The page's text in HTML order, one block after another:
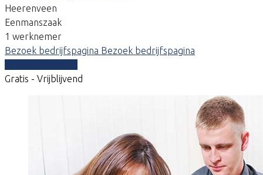
Heerenveen
Eenmanszaak
1 werknemer
Bezoek bedrijfspagina Bezoek bedrijfspagina
Gratis - Vrijblijvend